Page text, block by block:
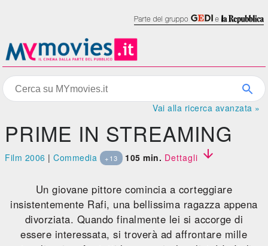
Vai alla ricerca avanzata »
PRIME IN STREAMING
Film 2006 |Commedia +13 105 min. Dettagli 
Un giovane pittore comincia a corteggiare
insistentemente Rafi, una bellissima ragazza appena
divorziata. Quando finalmente lei si accorge di
essere interessata, si troverà ad affrontare mille